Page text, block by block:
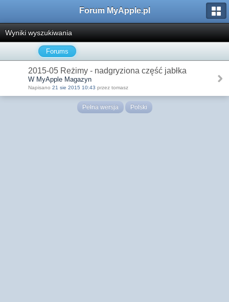
Forum MyApple.pl
Wyniki wyszukiwania
Forums
2015-05 Reżimy - nadgryziona część jabłka
W MyApple Magazyn
Napisano 21 sie 2015 10:43 przez tomasz
Pełna wersja Polski